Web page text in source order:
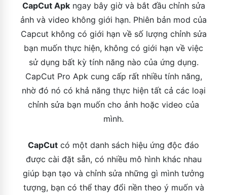
CapCut Apkngay bây giờ và bắt đầu chỉnh sửa
ảnh và video không giới hạn. Phiên bản mod của
Capcut không có giới hạn về số lượng chỉnh sửa
bạn muốn thực hiện, không có giới hạn về việc
sử dụng bất kỳ tính năng nào của ứng dụng.
CapCut Pro Apk cung cấp rất nhiều tính năng,
nhờ đó nó có khả năng thực hiện tất cả các loại
chỉnh sửa bạn muốn cho ảnh hoặc video của
mình.
CapCut có một danh sách hiệu ứng độc đáo
được cài đặt sẵn, có nhiều mô hình khác nhau
giúp bạn tạo và chỉnh sửa những gì mình tưởng
tượng, bạn có thể thay đổi nền theo ý muốn và